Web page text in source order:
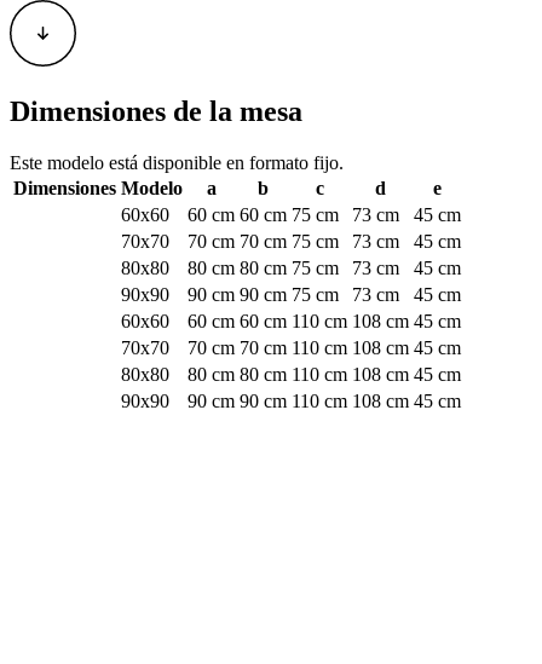
Dimensiones de la mesa
Este modelo está disponible en formato fijo.
Dimensiones Modelo a b c d
e
60x60
60 cm 60 cm 75 cm 73 cm
45 cm
70x70
70 cm 70 cm 75 cm 73 cm
45 cm
80x80
80 cm 80 cm 75 cm 73 cm
45 cm
90x90
90 cm 90 cm 75 cm 73 cm
45 cm
60x60
60 cm 60 cm 110 cm 108 cm 45 cm
70x70
70 cm 70 cm 110 cm 108 cm 45 cm
80x80
80 cm 80 cm 110 cm 108 cm 45 cm
90x90
90 cm 90 cm 110 cm 108 cm 45 cm